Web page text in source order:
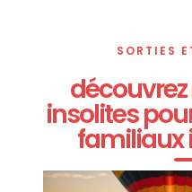
SORTIES
insolites
familiaux